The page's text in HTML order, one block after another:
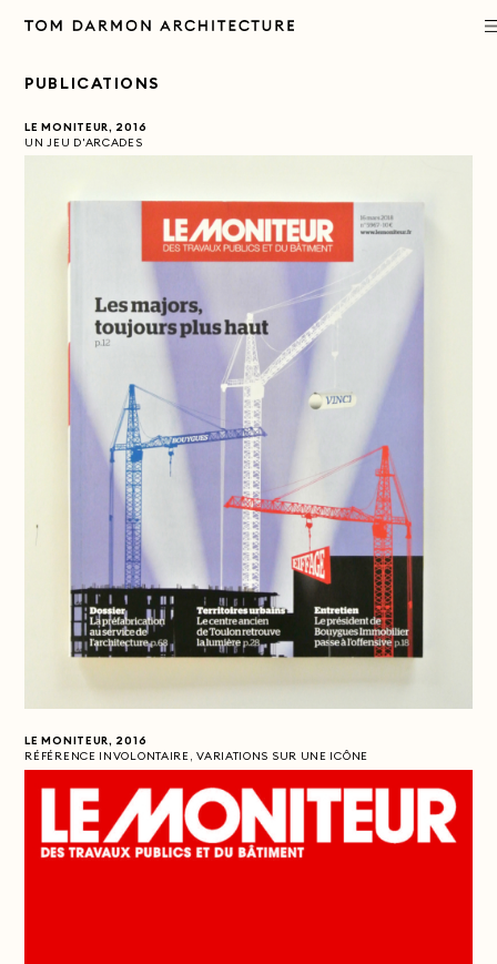
PRACTICE
APPROACH
PUBLICATIONS
CONTACT
PUBLICATIONS
LE MONITEUR, 2016
UN JEU D'ARCADES
LE MONITEUR, 2016
RÉFÉRENCE INVOLONTAIRE, VARIATIONS SUR UNE ICÔNE